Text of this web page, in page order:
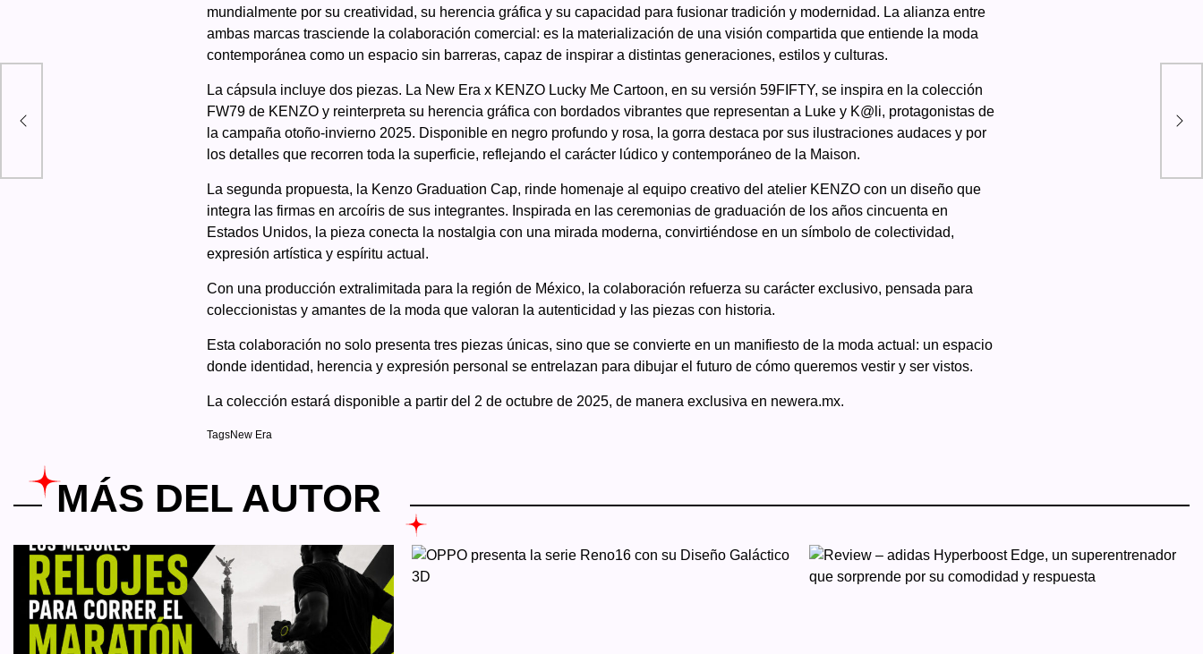
mundialmente por su creatividad, su herencia gráfica y su capacidad para fusionar tradición y modernidad. La alianza entre
ambas marcas trasciende la colaboración comercial: es la materialización de una visión compartida que entiende la moda
contemporánea como un espacio sin barreras, capaz de inspirar a distintas generaciones, estilos y culturas.
La cápsula incluye dos piezas. La New Era x KENZO Lucky Me Cartoon, en su versión 59FIFTY, se inspira en la colección
FW79 de KENZO y reinterpreta su herencia gráfica con bordados vibrantes que representan a Luke y K@li, protagonistas de
la campaña otoño-invierno 2025. Disponible en negro profundo y rosa, la gorra destaca por sus ilustraciones audaces y por
los detalles que recorren toda la superficie, reflejando el carácter lúdico y contemporáneo de la Maison.
La segunda propuesta, la Kenzo Graduation Cap, rinde homenaje al equipo creativo del atelier KENZO con un diseño que
integra las firmas en arcoíris de sus integrantes. Inspirada en las ceremonias de graduación de los años cincuenta en
Estados Unidos, la pieza conecta la nostalgia con una mirada moderna, convirtiéndose en un símbolo de colectividad,
expresión artística y espíritu actual.
Con una producción extralimitada para la región de México, la colaboración refuerza su carácter exclusivo, pensada para
coleccionistas y amantes de la moda que valoran la autenticidad y las piezas con historia.
Esta colaboración no solo presenta tres piezas únicas, sino que se convierte en un manifiesto de la moda actual: un espacio
donde identidad, herencia y expresión personal se entrelazan para dibujar el futuro de cómo queremos vestir y ser vistos.
La colección estará disponible a partir del 2 de octubre de 2025, de manera exclusiva en newera.mx.
TagsNew Era
MÁS DEL AUTOR